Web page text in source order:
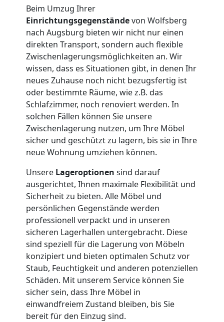
Beim Umzug Ihrer
Einrichtungsgegenständevon Wolfsberg
nach Augsburg bieten wir nicht nur einen
direkten Transport, sondern auch flexible
Zwischenlagerungsmöglichkeiten an. Wir
wissen, dass es Situationen gibt, in denen Ihr
neues Zuhause noch nicht bezugsfertig ist
oder bestimmte Räume, wie z.B. das
Schlafzimmer, noch renoviert werden. In
solchen Fällen können Sie unsere
Zwischenlagerung nutzen, um Ihre Möbel
sicher und geschützt zu lagern, bis sie in Ihre
neue Wohnung umziehen können.
Unsere Lageroptionen sind darauf
ausgerichtet, Ihnen maximale Flexibilität und
Sicherheit zu bieten. Alle Möbel und
persönlichen Gegenstände werden
professionell verpackt und in unseren
sicheren Lagerhallen untergebracht. Diese
sind speziell für die Lagerung von Möbeln
konzipiert und bieten optimalen Schutz vor
Staub, Feuchtigkeit und anderen potenziellen
Schäden. Mit unserem Service können Sie
sicher sein, dass Ihre Möbel in
einwandfreiem Zustand bleiben, bis Sie
bereit für den Einzug sind.
Beiladung
International
Internationaler
Umzug
Nationaler
Umzug